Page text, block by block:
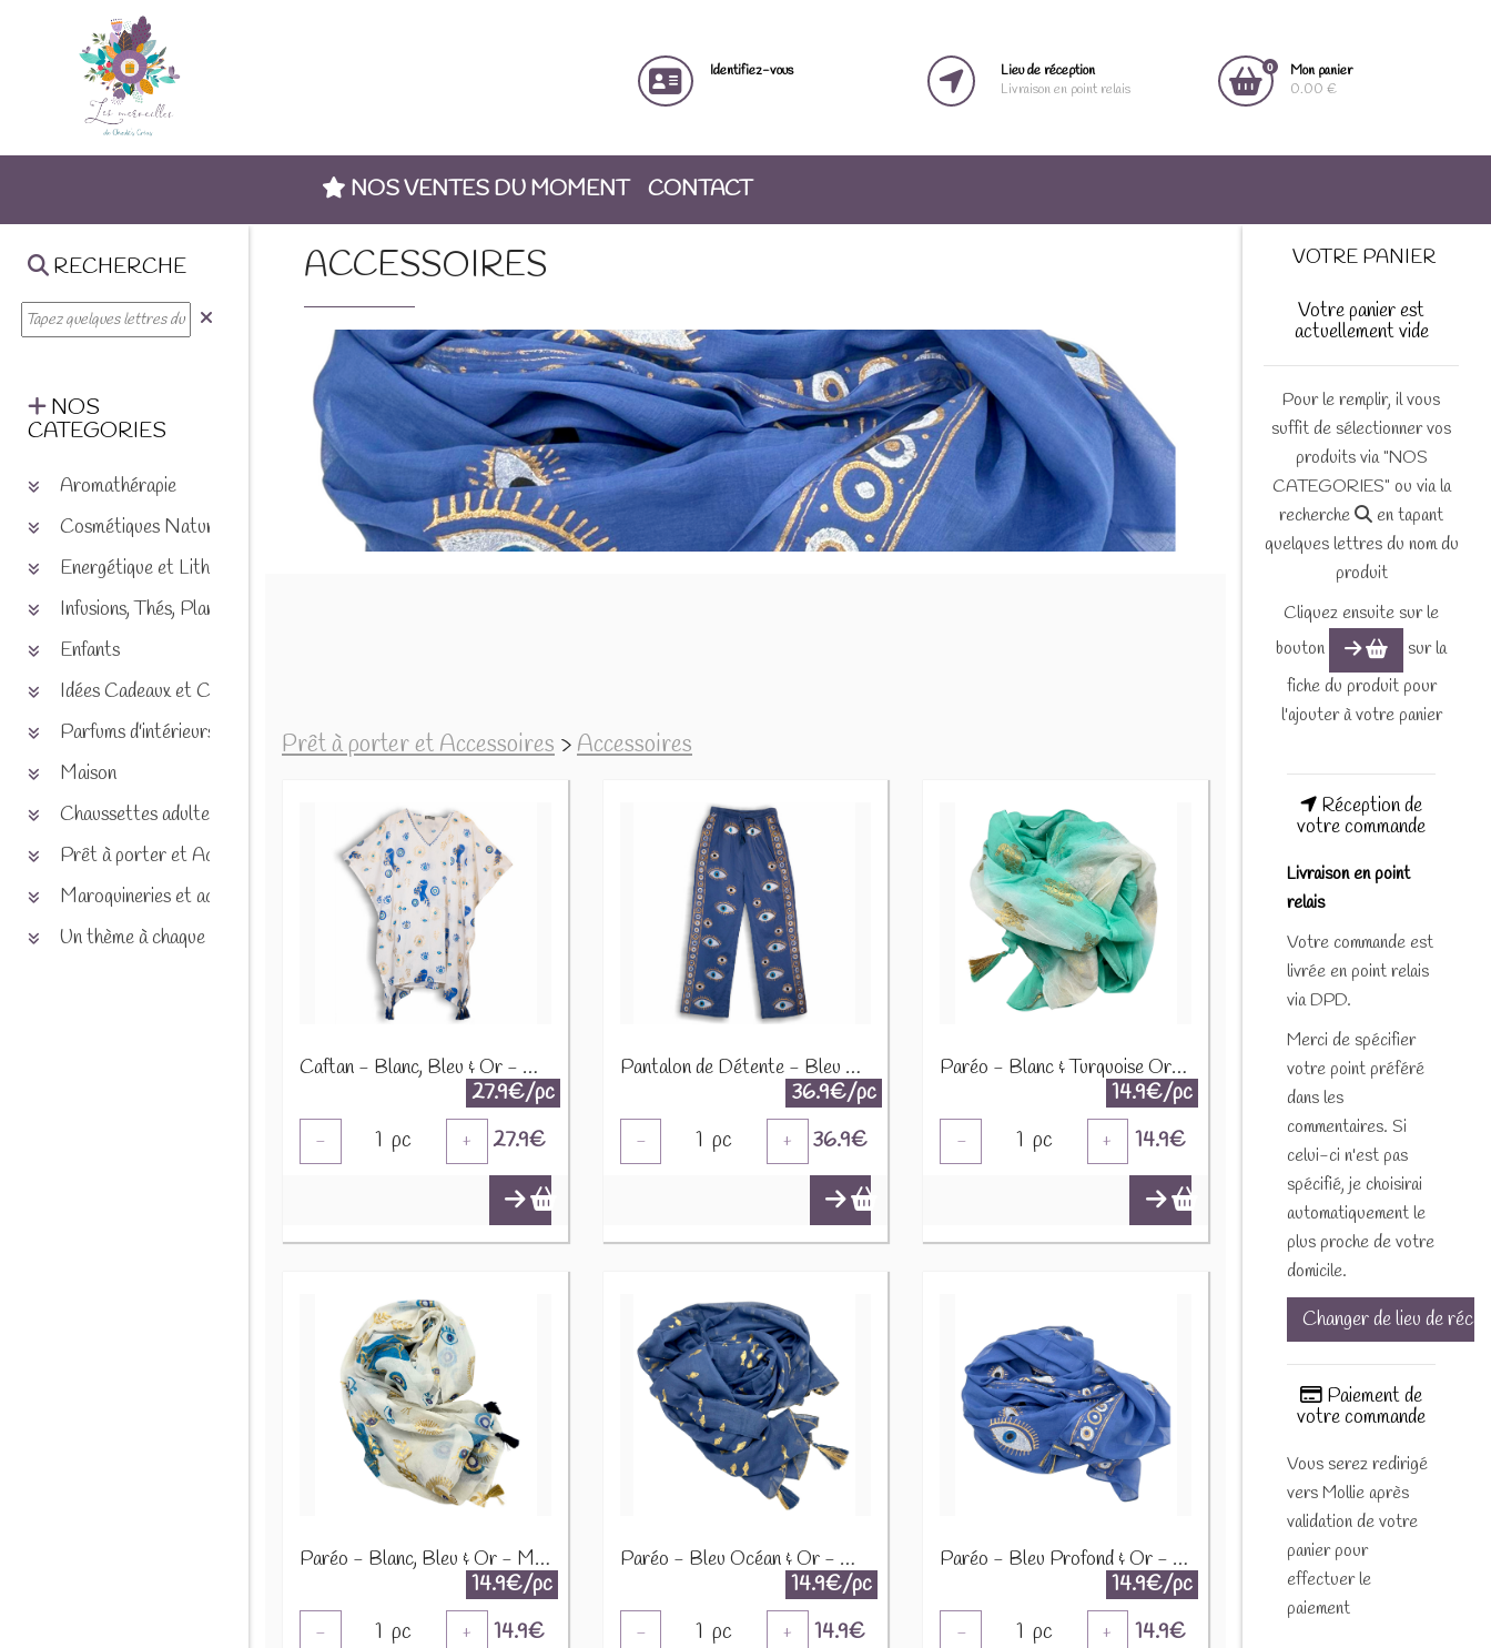
Identifiez-vous
Lieu de réception
Livraison en point relais
0
Mon panier
0.00 €
NOS VENTES DU MOMENT CONTACT
RECHERCHE
NOS
CATEGORIES
Aromathérapie
Cosmétiques Naturels
Energétique et Lithothérapie
Infusions, Thés, Plantes et produits naturels
Enfants
Idées Cadeaux et Chèques
Parfums d'intérieurs
Maison
Chaussettes adultes et enfants
Prêt à porter et Accessoires
Maroquineries et accessoires
Un thème à chaque saison
ACCESSOIRES
Prêt à porter et Accessoires >Accessoires
Caftan - Blanc, Bleu & Or - Motif Œil Protecteur NSMed-12
27.9€/pc
- 1 pc + 27.9€
Pantalon de Détente - Bleu Profond & Or - Œil Protecteur NSMed-15
36.9€/pc
- 1 pc + 36.9€
Paréo - Blanc & Turquoise Or - Motif Tortue NSMed-04
14.9€/pc
- 1 pc + 14.9€
Paréo - Blanc, Bleu & Or - Motif Œil Protecteur NSMed-06
14.9€/pc
- 1 pc + 14.9€
Paréo - Bleu Océan & Or - Motif Poisson NSMed-05
14.9€/pc
- 1 pc + 14.9€
Paréo - Bleu Profond & Or - Motif Œil Protecteur Peint à la Main NSMed-02
14.9€/pc
- 1 pc + 14.9€
VOTRE PANIER
Votre panier est
actuellement vide
Pour le remplir, il vous
suffit de sélectionner vos
produits via "NOS
CATEGORIES" ou via la
recherche
en tapant
quelques lettres du nom du
produit
Cliquez ensuite sur le
bouton
sur la
fiche du produit pour
l'ajouter à votre panier
Réception de
votre commande
Livraison en point
relais
Votre commande est
livrée en point relais
via DPD.
Merci de spécifier
votre point préféré
dans les
commentaires. Si
celui-ci n'est pas
spécifié, je choisirai
automatiquement le
plus proche de votre
domicile.
Changer de lieu de
Paiement de
votre commande
Vous serez redirigé
vers Mollie après
validation de votre
panier pour
effectuer le
paiement